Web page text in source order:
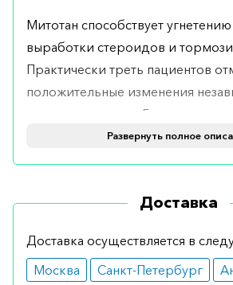
Митотан способствует
выработки стероидов и
Практически треть пациентов
положительные изменения
стадии патологии. Более лучших
удается добиться при
формы карциномы, а также при
выполнять операцию по
Развернуть полное
Доставка
Доставка осуществляется в
Москва
Санкт-Петербург